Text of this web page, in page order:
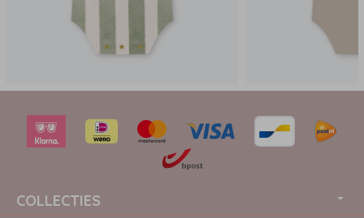
COLLECTIES